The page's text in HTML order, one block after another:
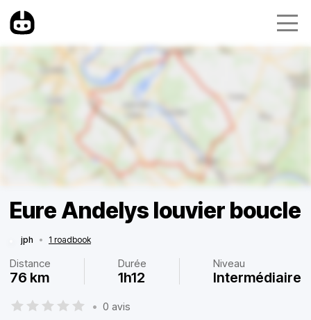
Eure Andelys louvier boucle
jph • 1 roadbook
Distance
76 km
Durée
1h12
Niveau
Intermédiaire
• 0 avis